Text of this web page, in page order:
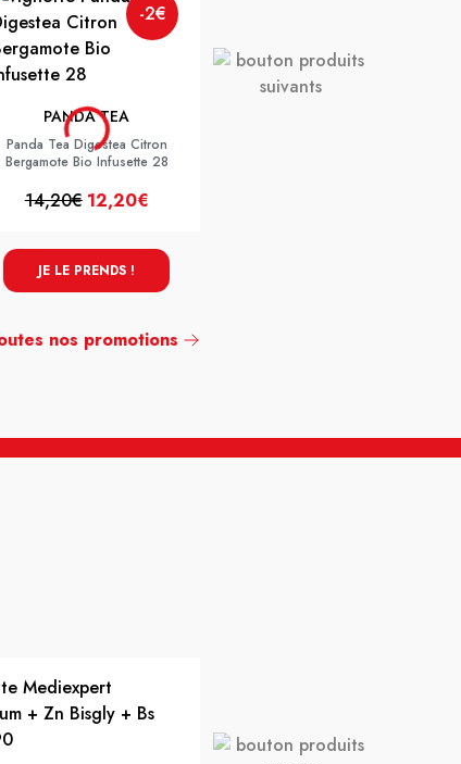
-2€
PANDA TEA
Panda Tea Digestea Citron
Bergamote Bio Infusette 28
14,20€ 12,20€
JE LE PRENDS !
PDR 780G
nos promotions